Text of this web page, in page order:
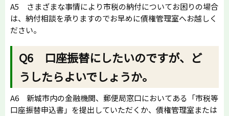
A5 さまざまな事情により市税の納付についてお困りの場合
は、納付相談を承りますのでお早めに債権管理室へお越しく
ださい。
Q6 口座振替にしたいのですが、ど
うしたらよいでしょうか。
A6 新城市内の金融機関、郵便局窓口においてある「市税等
口座振替申込書」を提出していただくか、債権管理室または